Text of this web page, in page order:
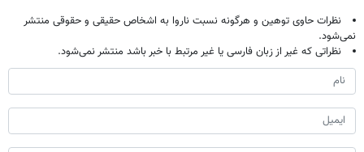
نظرات حاوی توهین و هرگونه نسبت ناروا به اشخاص حقیقی و حقوقی منتشر
نمی‌شود.
نظراتی که غیر از زبان فارسی یا غیر مرتبط با خبر باشد منتشر نمی‌شود.